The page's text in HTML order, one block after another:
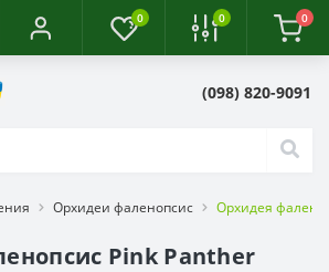
0 0 0
(098) 820-9091
Орхидеи фаленопсис Орхидея
Pink Panther